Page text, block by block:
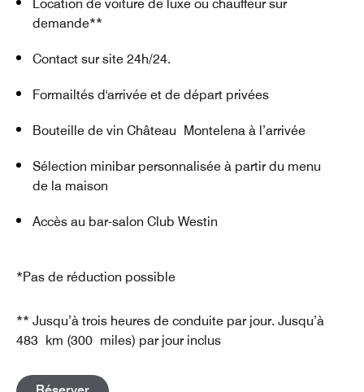
Location de voiture de luxe ou chauffeur sur
demande**
Contact sur site 24h/24.
Formailtés d'arrivée et de départ privées
Bouteille de vin Château Montelena à l’arrivée
Sélection minibar personnalisée à partir du menu
de la maison
Accès au bar-salon Club Westin
*Pas de réduction possible
** Jusqu’à trois heures de conduite par jour. Jusqu’à
483 km (300 miles) par jour inclus